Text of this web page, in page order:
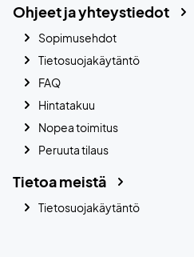
Ohjeet ja yhteystiedot
Sopimusehdot
Tietosuojakäytäntö
FAQ
Hintatakuu
Nopea toimitus
Peruuta tilaus
Tietoa meistä
Tietosuojakäytäntö